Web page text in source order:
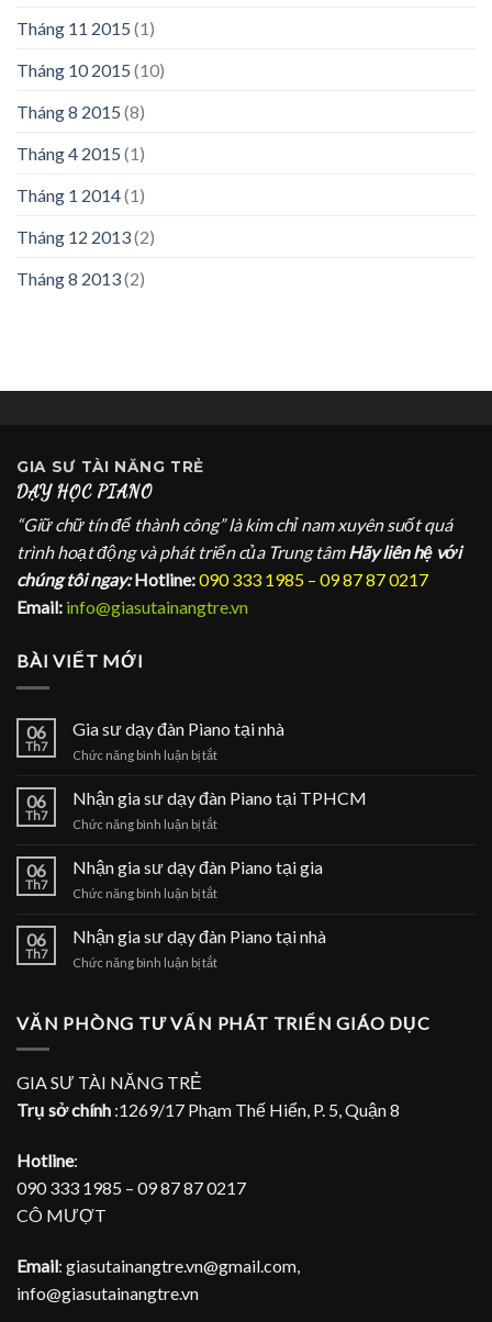
Tháng 11 2015 (1)
Tháng 10 2015 (10)
Tháng 8 2015 (8)
Tháng 4 2015 (1)
Tháng 1 2014(1)
Tháng 12 2013(2)
Tháng 8 2013(2)
GIA SƯ TÀI NĂNG TRẺ
DẠY HỌC PIANO
“Giữ chữ tín để thành công” là kim chỉ nam xuyên suốt quá
trình hoạt động và phát triển của Trung tâm Hãy liên hệ với
chúng tôi ngay: Hotline:090 333 1985 – 09 87 87 0217
Email: info@giasutainangtre.vn
BÀI VIẾT MỚI
06
Th7
Gia sư dạy đàn Piano tại nhà
Chức năng bình luận bị tắtở
dạy
đàn
tại
06
Th7
Nhận gia sư dạy đàn Piano tại TPHCM
Chức năng bình luận bị tắtở
gia
sư
dạy
Piano
TPHCM
06
Th7
Nhận gia sư dạy đàn Piano tại gia
Chức năng bình luận bị tắtở
gia
sư
dạy
tại
06
Th7
Nhận gia sư dạy đàn Piano tại nhà
Chức năng bình luận bị tắtở
sư
nhà
VĂN PHÒNG TƯ VẤN PHÁT TRIỂN GIÁO DỤC
GIA SƯ TÀI NĂNG TRẺ
Trụ sở chính :1269/17 Phạm Thế Hiển, P. 5, Quận 8
Hotline:
090 333 1985 – 09 87 87 0217
CÔ MƯỢT
Email: giasutainangtre.vn@gmail.com,
info@giasutainangtre.vn